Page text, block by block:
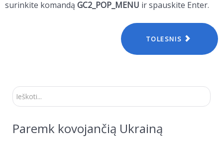
surinkite komandą GC2_POP_MENU ir spauskite Enter.
TOLESNIS
Ieškoti...
Paremk kovojančią Ukrainą